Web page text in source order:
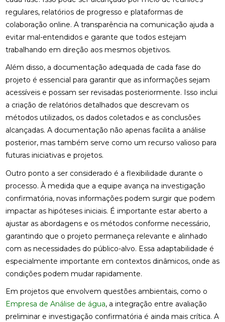
regulares, relatórios de progresso e plataformas de
colaboração online. A transparência na comunicação ajuda a
evitar mal-entendidos e garante que todos estejam
trabalhando em direção aos mesmos objetivos.
Além disso, a documentação adequada de cada fase do
projeto é essencial para garantir que as informações sejam
acessíveis e possam ser revisadas posteriormente. Isso inclui
a criação de relatórios detalhados que descrevam os
métodos utilizados, os dados coletados e as conclusões
alcançadas. A documentação não apenas facilita a análise
posterior, mas também serve como um recurso valioso para
futuras iniciativas e projetos.
Outro ponto a ser considerado é a flexibilidade durante o
processo. À medida que a equipe avança na investigação
confirmatória, novas informações podem surgir que podem
impactar as hipóteses iniciais. É importante estar aberto a
ajustar as abordagens e os métodos conforme necessário,
garantindo que o projeto permaneça relevante e alinhado
com as necessidades do público-alvo. Essa adaptabilidade é
especialmente importante em contextos dinâmicos, onde as
condições podem mudar rapidamente.
Em projetos que envolvem questões ambientais, como o
Empresa de Análise de água, a integração entre avaliação
preliminar e investigação confirmatória é ainda mais crítica. A